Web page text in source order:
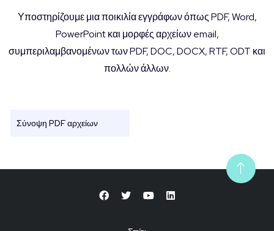
Υποστηρίζουμε μια ποικιλία εγγράφων όπως PDF, Word,
PowerPoint και μορφές αρχείων email,
συμπεριλαμβανομένων των PDF, DOC, DOCX, RTF, ODT και
πολλών άλλων.
Σύνοψη PDF αρχείων